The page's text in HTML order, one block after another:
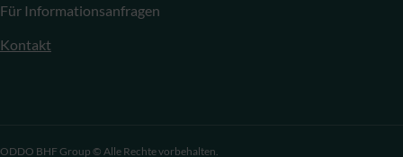
Für Informationsanfragen
Kontakt
ODDO BHF Group © Alle Rechte vorbehalten.